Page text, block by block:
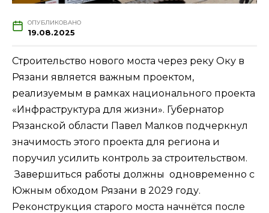
ОПУБЛИКОВАНО
19.08.2025
Строительство нового моста через реку Оку в
Рязани является важным проектом,
реализуемым в рамках национального проекта
«Инфраструктура для жизни». Губернатор
Рязанской области Павел Малков подчеркнул
значимость этого проекта для региона и
поручил усилить контроль за строительством.
Завершиться работы должны одновременно с
Южным обходом Рязани в 2029 году.
Реконструкция старого моста начнётся после